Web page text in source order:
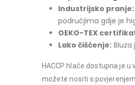
Industrijsko pranje:
područjima gdje je
OEKO-TEX
Lako čišćenje:
HACCP hlače dostupna je
možete nositi s